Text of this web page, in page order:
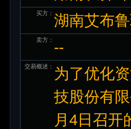
买方： 湖南艾布
卖方： --
交易概述： 为了优化
技股份有
月4日召开